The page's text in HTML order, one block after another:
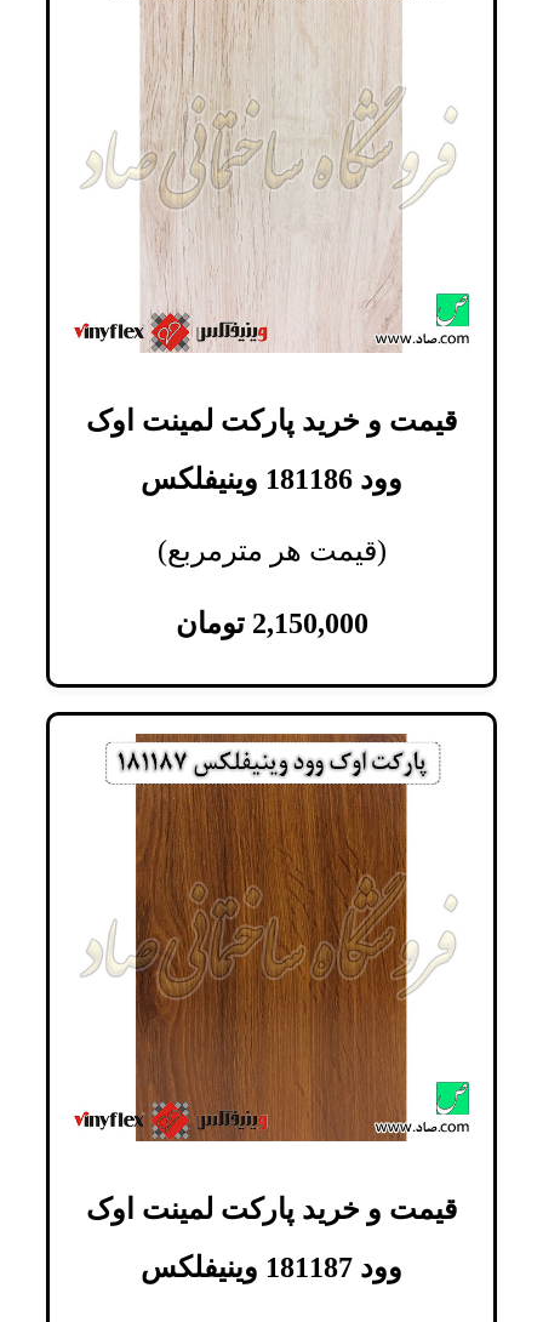
قیمت و خرید پارکت لمینت اوک
وود 181186 وینیفلکس
(قیمت هر مترمربع)
2,150,000 تومان
قیمت و خرید پارکت لمینت اوک
وود 181187 وینیفلکس